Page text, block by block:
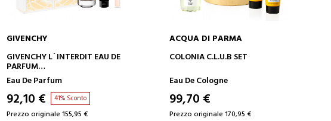
AGGIUNGI AL CARRELLO
GIVENCHY
GIVENCHY L´INTERDIT EAU DE
PARFUM
SET
Eau De Parfum
92,10 € 41% Sconto
Prezzo originale 155,95 €
AGGIUNGI AL CARRELLO
ACQUA DI PARMA
COLONIA C.L.U.B SET
Eau De Cologne
99,70 €
Prezzo originale 170,95 €